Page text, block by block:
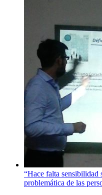
“Hace falta sensibilidad
problemática de las